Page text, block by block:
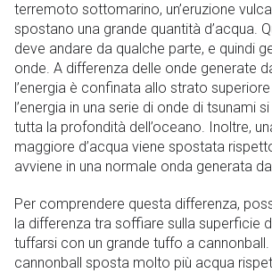
terremoto sottomarino, un’eruzione
spostano una grande quantità d’acqua.
deve andare da qualche parte, e quindi
onde. A differenza delle onde generate
l’energia è confinata allo strato superiore
l’energia in una serie di onde di tsunami
tutta la profondità dell’oceano. Inoltre,
maggiore d’acqua viene spostata
avviene in una normale onda generata
Per comprendere questa differenza,
la differenza tra soffiare sulla superficie
tuffarsi con un grande tuffo a
cannonball sposta molto più acqua